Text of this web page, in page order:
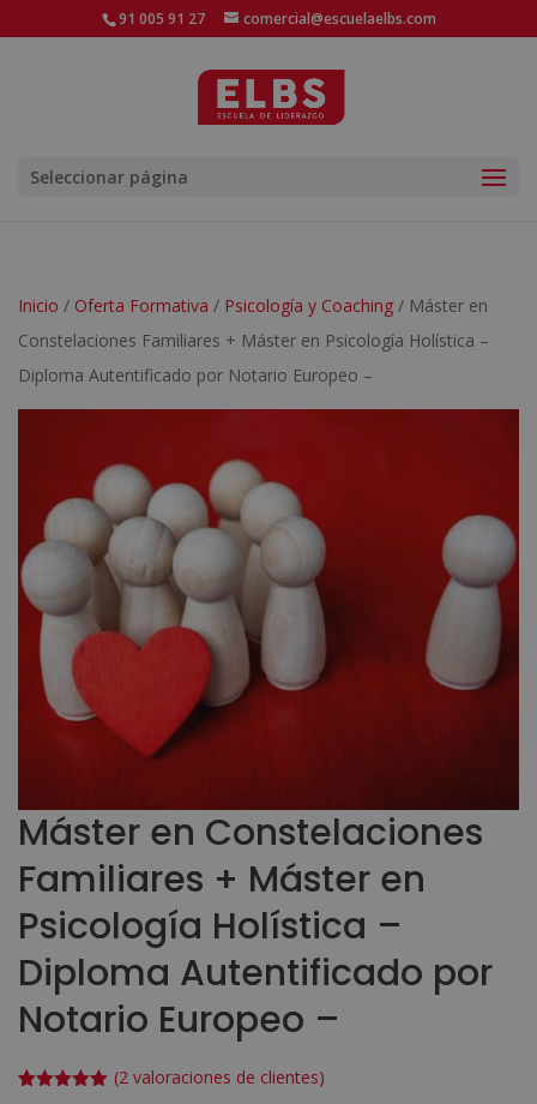
91 005 91 27 comercial@escuelaelbs.com
Seleccionar página
Inicio / Oferta Formativa / Psicología y Coaching / Máster en
Constelaciones Familiares + Máster en Psicología Holística –
Diploma Autentificado por Notario Europeo –
Máster en Constelaciones
Familiares + Máster en
Psicología Holística –
Diploma Autentificado por
Notario Europeo –
(2valoraciones de clientes)